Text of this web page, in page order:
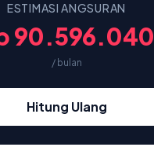
ESTIMASI ANGSURAN
90.596.040
/ bulan
Hitung Ulang